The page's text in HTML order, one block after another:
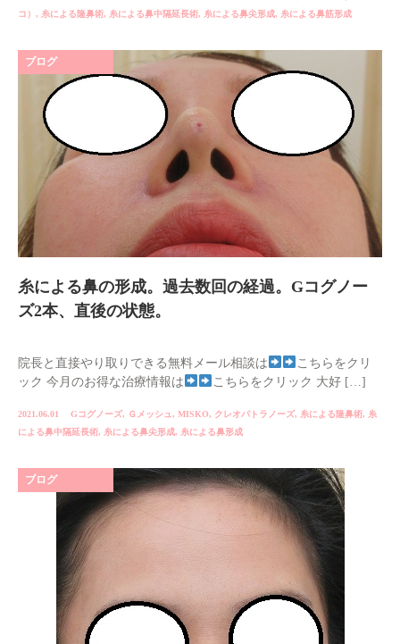
コ） , 糸による隆鼻術, 糸による鼻中隔延長術, 糸による鼻尖形成, 糸による鼻筋形成
ブログ
糸による鼻の形成。過去数回の経過。Gコグノー
ズ2本、直後の状態。
院長と直接やり取りできる無料メール相談は
こちらをクリ
ック 今月のお得な治療情報は
こちらをクリック 大好 […]
2021.06.01 Gコグノーズ, Ｇメッシュ , MISKO, クレオパトラノーズ, 糸による隆鼻術, 糸
による鼻中隔延長術, 糸による鼻尖形成, 糸による鼻形成
ブログ